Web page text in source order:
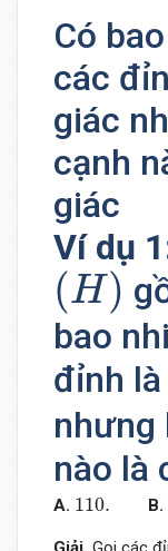
Có
các
giác
cạnh
giác
Ví dụ
(H )
(H)
bao
đỉnh
nhưng
nào là
A. 110.
110. B.